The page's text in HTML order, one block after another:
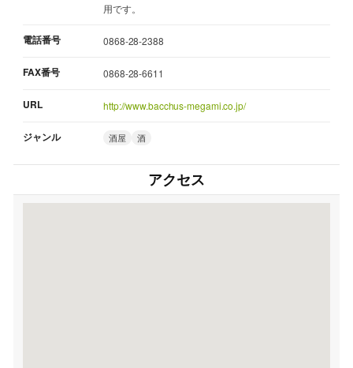
用です。
電話番号 0868-28-2388
FAX番号 0868-28-6611
URL http://www.bacchus-megami.co.jp/
ジャンル 酒屋 酒
アクセス